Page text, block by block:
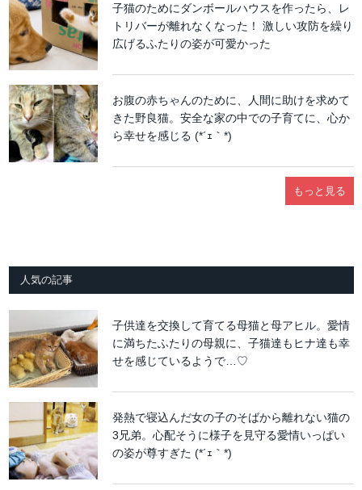
子猫のためにダンボールハウスを作ったら、レ
トリバーが離れなくなった！ 激しい攻防を繰り
広げるふたりの姿が可愛かった
お腹の赤ちゃんのために、人間に助けを求めて
きた野良猫。安全な家の中での子育てに、心か
ら幸せを感じる (*´ｪ｀*)
もっと見る
人気の記事
子供達を交換して育てる母猫と母アヒル。愛情
に満ちたふたりの母親に、子猫達もヒナ達も幸
せを感じているようで…♡
発熱で寝込んだ女の子のそばから離れない猫の
3兄弟。心配そうに様子を見守る愛情いっぱい
の姿が尊すぎた (*´ｪ｀*)